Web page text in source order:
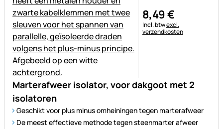
Marterafweer isolator, voor dakgoot met 2
isolatoren
Geschikt voor plus minus omheiningen tegen marterafweer
De meest effectieve methode tegen steenmarter afweer
8,49€
Belastinginformatie:
Incl. btwexcl.
verzendkosten